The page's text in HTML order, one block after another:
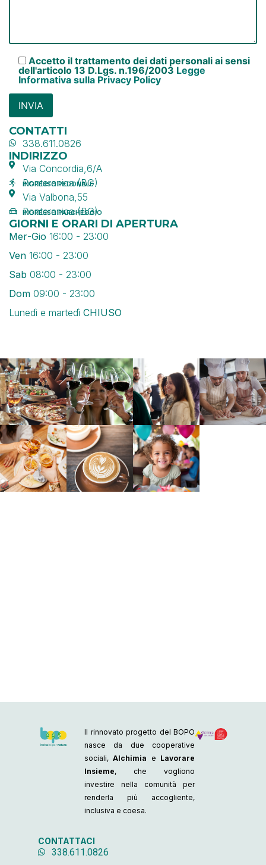
CONTATTI
338.611.0826
INDIRIZZO
Via Concordia,6/A
Ponteranica (BG)
INGRESSO PEDONALE
Via Valbona,55
Ponteranica (BG)
INGRESSO PARCHEGGIO
GIORNI E ORARI DI APERTURA
Mer-Gio 16:00 - 23:00
Ven 16:00 - 23:00
Sab 08:00 - 23:00
Dom 09:00 - 23:00
Lunedì e martedì CHIUSO
Accetto il trattamento dei dati personali ai sensi
dell'articolo 13 D.Lgs. n.196/2003 Legge
Informativa sulla Privacy Policy
Il rinnovato progetto del BOPO
nasce da due cooperative
sociali,Alchimia e Lavorare
Insieme, che vogliono
investire nella comunità per
renderla più accogliente,
inclusiva e coesa.
CONTATTACI
338.611.0826